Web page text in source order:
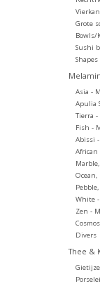
Grote
Bowls/
Sushi
Shapes
Asia -
Apulia
Tierra
Fish -
Abissi
African
White
Zen -
Divers
Thee &